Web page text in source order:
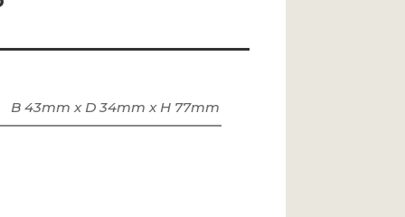
B 43mm x D 34mm x H 77mm